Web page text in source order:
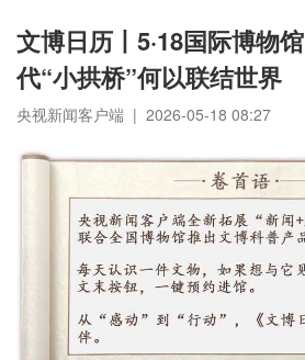
文博日历丨5·18国际博物
代“小拱桥”何以联结世界
央视新闻客户端 | 2026-05-18 08:27